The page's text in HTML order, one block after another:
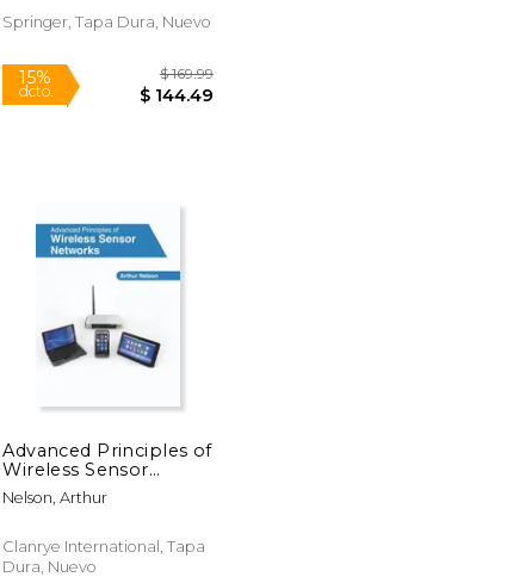
$ 231.37
Springer, Tapa Dura, Nuevo
Advanced Principles of
Wireless Sensor
Networks (en Inglés)
Nelson, Arthur
Clanrye International, Tapa
Dura, Nuevo